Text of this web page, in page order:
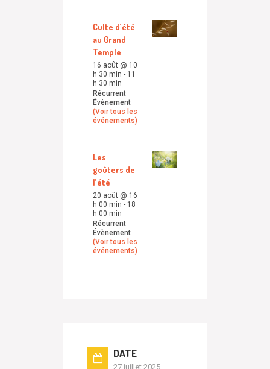
Culte d’été
au Grand
Temple
16 août @ 10
h 30 min - 11
h 30 min
Récurrent
Évènement
(Voir tous les
événements)
Les
goûters de
l’été
20 août @ 16
h 00 min - 18
h 00 min
Récurrent
Évènement
(Voir tous les
événements)
DATE
27 juillet 2025